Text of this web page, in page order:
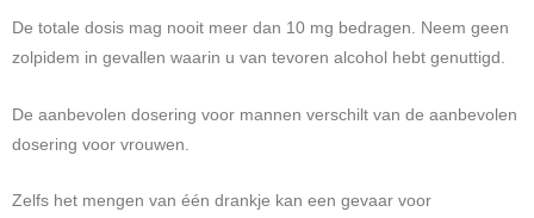
De totale dosis mag nooit meer dan 10 mg bedragen. Neem geen
zolpidem in gevallen waarin u van tevoren alcohol hebt genuttigd.
De aanbevolen dosering voor mannen verschilt van de aanbevolen
dosering voor vrouwen.
Zelfs het mengen van één drankje kan een gevaar voor